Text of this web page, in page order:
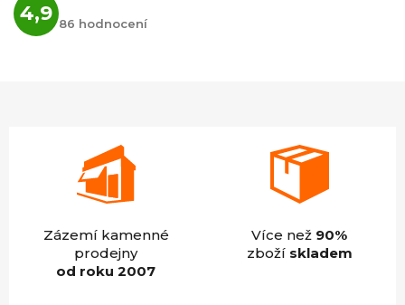
4,9 hodnocení
obchodu
86 hodnocení
Zázemí kamenné
prodejny
od roku 2007
Více než 90%
zboží skladem